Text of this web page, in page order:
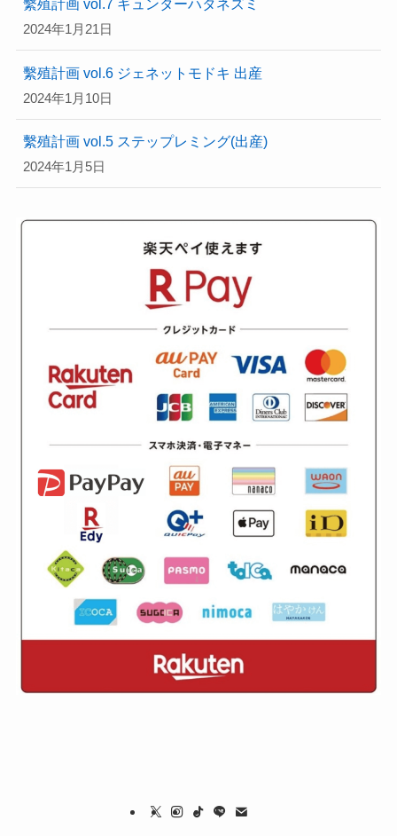
繫殖計画 vol.7 ギュンターハタネズミ
2024年1月21日
繫殖計画 vol.6 ジェネットモドキ 出産
2024年1月10日
繫殖計画 vol.5 ステップレミング(出産)
2024年1月5日